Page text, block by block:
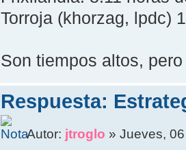
Torroja (khorzag, lpdc)
Son tiempos altos,
Respuesta:
Autor: jtroglo » Jueves,